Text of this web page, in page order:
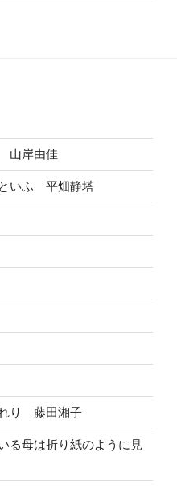
山岸由佳
いふ 平畑静塔
り 藤田湘子
る母は折り紙のように見